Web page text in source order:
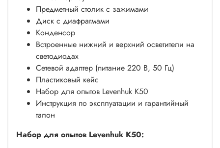
Предметный столик с зажимами
Диск с диафрагмами
Конденсор
Встроенные нижний и верхний осветители на
светодиодах
Сетевой адаптер (питание 220 В, 50 Гц)
Пластиковый кейс
Набор для опытов Levenhuk K50
Инструкция по эксплуатации и гарантийный
талон
Набор для опытов Levenhuk K50: